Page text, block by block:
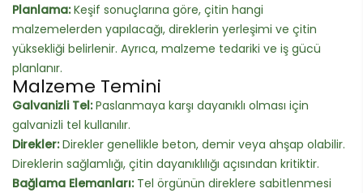
Planlama:Keşif sonuçlarına göre, çitin hangi
malzemelerden yapılacağı, direklerin yerleşimi ve çitin
yüksekliği belirlenir. Ayrıca, malzeme tedariki ve iş gücü
planlanır.
Malzeme Temini
Galvanizli Tel:Paslanmaya karşı dayanıklı olması için
galvanizli tel kullanılır.
Direkler:Direkler genellikle beton, demir veya ahşap olabilir.
Direklerin sağlamlığı, çitin dayanıklılığı açısından kritiktir.
Bağlama Elemanları:Tel örgünün direklere sabitlenmesi